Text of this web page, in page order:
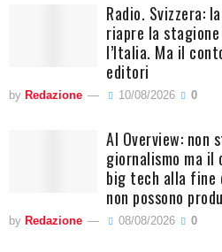
Radio. Svizzera:
riapre la
l’Italia. Ma il
editori
by Redazione 10/08/2026 0
AI Overview: non
giornalismo ma
big tech alla fine
non possono
by Redazione 08/08/2026 0